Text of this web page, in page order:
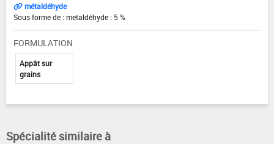
métaldéhyde
Sous forme de : metaldéhyde : 5 %
FORMULATION
Appât sur
grains
Spécialité similaire à